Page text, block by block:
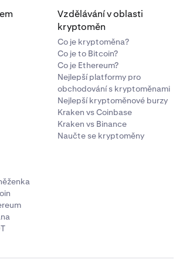
se počítají každou hodinu na
ztráty v daném okamžiku.
klesne pod 30 tisíc $, za tuto
žádné úroky. Pokud se zvýší nad,
pouze na částku přesahující práh.
Vzdělávání v oblasti
kryptoměn
Co je kryptoměna?
Co je to Bitcoin?
Co je Ethereum?
Nejlepší platformy pro
obchodování s kryptoměnami
Nejlepší kryptoměnové burzy
Kraken vs Coinbase
Kraken vs Binance
Naučte se kryptoměny